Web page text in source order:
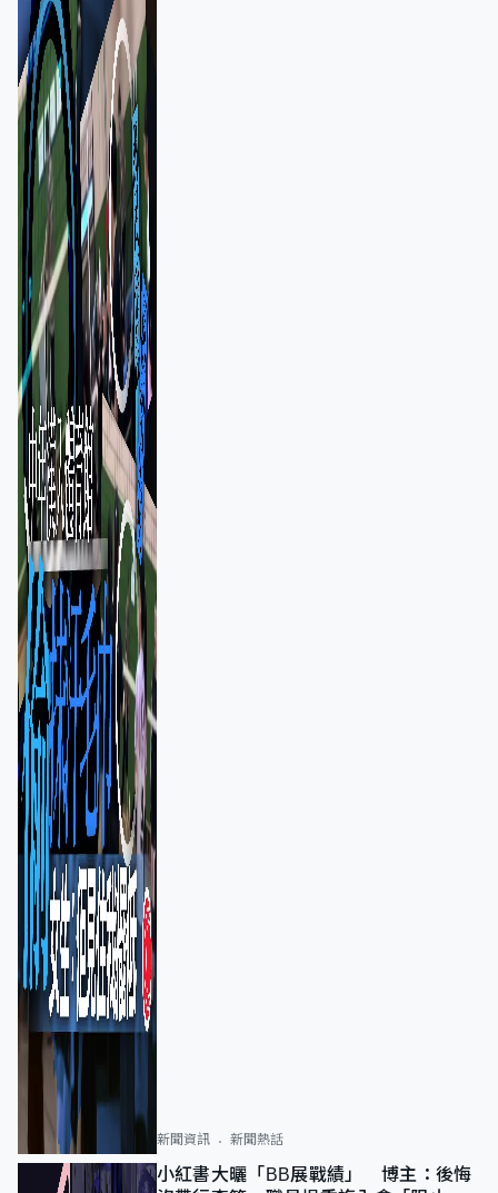
新聞資訊 新聞熱話
小紅書大曬「BB展戰績」 博主：後悔